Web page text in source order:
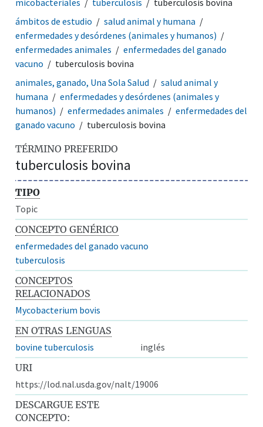
ámbitos de estudio
salud animal y humana
enfermedades y desórdenes (animales y humanos)
enfermedades animales
enfermedades del ganado
vacuno
tuberculosis bovina
animales, ganado, Una Sola Salud
salud animal y
humana
enfermedades y desórdenes (animales y
humanos)
enfermedades animales
enfermedades del
ganado vacuno
tuberculosis bovina
TÉRMINO PREFERIDO
tuberculosis bovina
TIPO
Topic
CONCEPTO GENÉRICO
enfermedades del ganado vacuno
tuberculosis
CONCEPTOS
RELACIONADOS
Mycobacterium bovis
EN OTRAS LENGUAS
bovine tuberculosis
inglés
URI
https://lod.nal.usda.gov/nalt/19006
DESCARGUE ESTE
CONCEPTO: